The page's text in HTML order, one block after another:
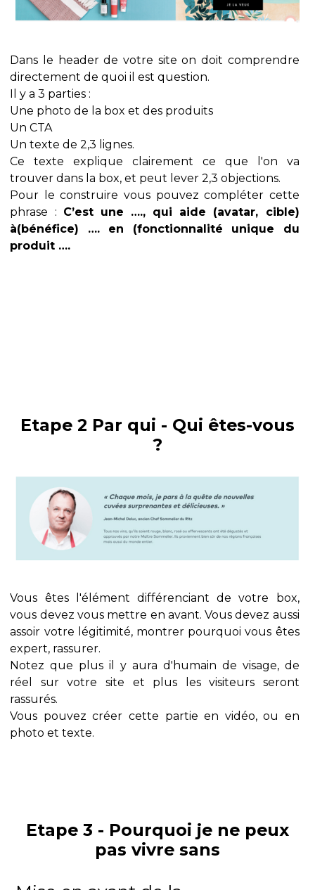
Dans le header de votre site on doit comprendre
directement de quoi il est question.
Il y a 3 parties :
Une photo de la box et des produits
Un CTA
Un texte de 2,3 lignes.
Ce texte explique clairement ce que l'on va
trouver dans la box, et peut lever 2,3 objections.
Pour le construire vous pouvez compléter cette
phrase : C’est une …., qui aide (avatar, cible)
à(bénéfice) …. en (fonctionnalité unique du
produit ….
Etape 2 Par qui - Qui êtes-vous
?
Vous êtes l'élément différenciant de votre box,
vous devez vous mettre en avant. Vous devez aussi
assoir votre légitimité, montrer pourquoi vous êtes
expert, rassurer.
Notez que plus il y aura d'humain de visage, de
réel sur votre site et plus les visiteurs seront
rassurés.
Vous pouvez créer cette partie en vidéo, ou en
photo et texte.
Etape 3 - Pourquoi je ne peux
pas vivre sans